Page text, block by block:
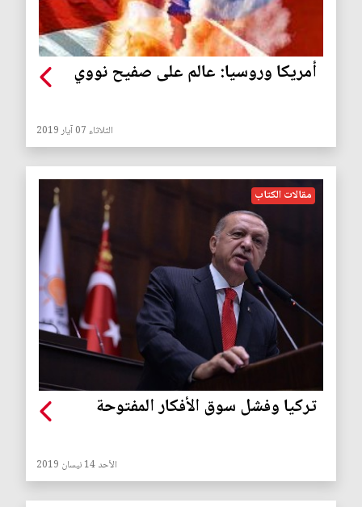
أمريكا وروسيا: عالم على صفيح نووي
الثلاثاء 07 آيار 2019
مقالات الكتاب
تركيا وفشل سوق الأفكار المفتوحة
الأحد 14 نيسان 2019